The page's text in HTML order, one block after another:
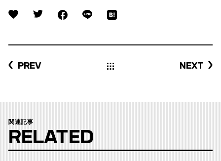
PREV NEXT
関連記事
RELATED